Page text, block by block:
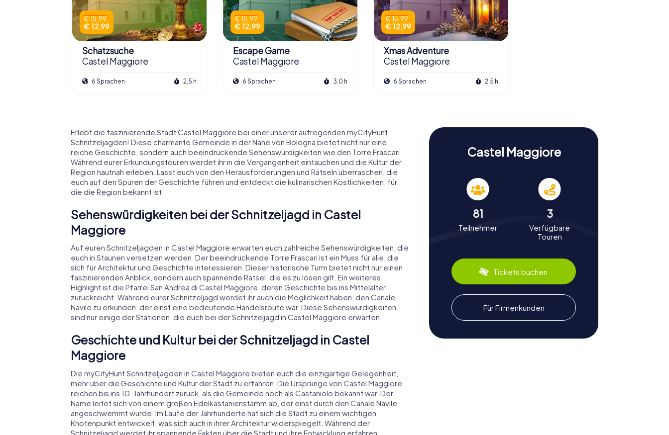
€ 15,99
€ 12,99
Schatzsuche
Castel Maggiore
6 Sprachen 2,5 h
€ 15,99
€ 12,99
Escape Game
Castel Maggiore
6 Sprachen 3,0 h
€ 15,99
€ 12,99
Xmas Adventure
Castel Maggiore
6 Sprachen 2,5 h
Erlebt die faszinierende Stadt Castel Maggiore bei einer unserer aufregenden myCityHunt
Schnitzeljagden! Diese charmante Gemeinde in der Nähe von Bologna bietet nicht nur eine
reiche Geschichte, sondern auch beeindruckende Sehenswürdigkeiten wie den Torre Frascari.
Während eurer Erkundungstouren werdet ihr in die Vergangenheit eintauchen und die Kultur der
Region hautnah erleben. Lasst euch von den Herausforderungen und Rätseln überraschen, die
euch auf den Spuren der Geschichte führen und entdeckt die kulinarischen Köstlichkeiten, für
die die Region bekannt ist.
Sehenswürdigkeiten bei der Schnitzeljagd in Castel
Maggiore
Auf euren Schnitzeljagden in Castel Maggiore erwarten euch zahlreiche Sehenswürdigkeiten, die
euch in Staunen versetzen werden. Der beeindruckende Torre Frascari ist ein Muss für alle, die
sich für Architektur und Geschichte interessieren. Dieser historische Turm bietet nicht nur einen
faszinierenden Anblick, sondern auch spannende Rätsel, die es zu lösen gilt. Ein weiteres
Highlight ist die Pfarrei San Andrea di Castel Maggiore, deren Geschichte bis ins Mittelalter
zurückreicht. Während eurer Schnitzeljagd werdet ihr auch die Möglichkeit haben, den Canale
Navile zu erkunden, der einst eine bedeutende Handelsroute war. Diese Sehenswürdigkeiten
sind nur einige der Stationen, die euch bei der Schnitzeljagd in Castel Maggiore erwarten.
Geschichte und Kultur bei der Schnitzeljagd in Castel
Maggiore
Die myCityHunt Schnitzeljagden in Castel Maggiore bieten euch die einzigartige Gelegenheit,
mehr über die Geschichte und Kultur der Stadt zu erfahren. Die Ursprünge von Castel Maggiore
reichen bis ins 10. Jahrhundert zurück, als die Gemeinde noch als Castaniolo bekannt war. Der
Name leitet sich von einem großen Edelkastanienstamm ab, der einst durch den Canale Navile
angeschwemmt wurde. Im Laufe der Jahrhunderte hat sich die Stadt zu einem wichtigen
Knotenpunkt entwickelt, was sich auch in ihrer Architektur widerspiegelt. Während der
Schnitzeljagd werdet ihr spannende Fakten über die Stadt und ihre Entwicklung erfahren.
Castel Maggiore
81
Teilnehmer
3
Verfügbare
Touren
Tickets buchen
Für Firmenkunden